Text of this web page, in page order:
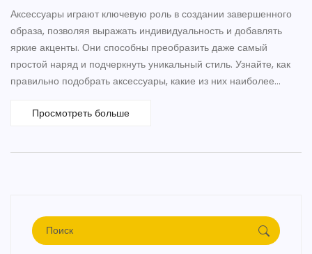
Аксессуары играют ключевую роль в создании завершенного
образа, позволяя выражать индивидуальность и добавлять
яркие акценты. Они способны преобразить даже самый
простой наряд и подчеркнуть уникальный стиль. Узнайте, как
правильно подобрать аксессуары, какие из них наиболее
Просмотреть больше